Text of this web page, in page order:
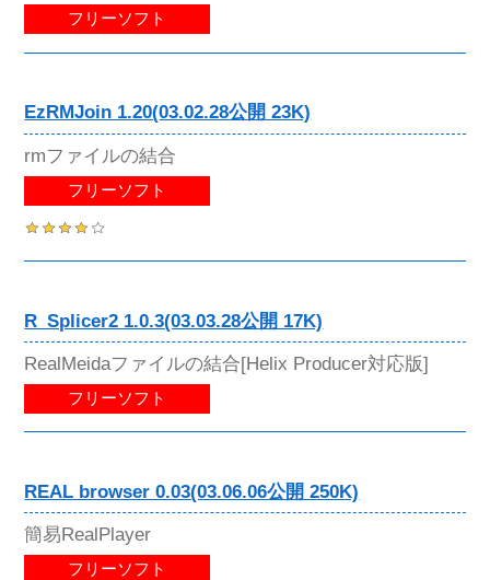
フリーソフト
EzRMJoin 1.20(03.02.28公開 23K)
rmファイルの結合
フリーソフト
R_Splicer2 1.0.3(03.03.28公開 17K)
RealMeidaファイルの結合[Helix Producer対応版]
フリーソフト
REAL browser 0.03(03.06.06公開 250K)
簡易RealPlayer
フリーソフト